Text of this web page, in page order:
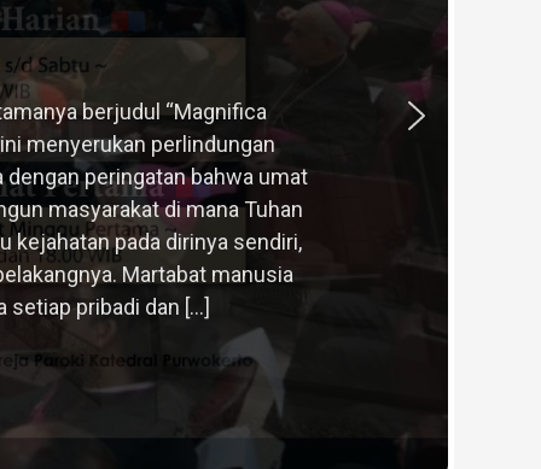
berjudul “Magnifica
menyerukan perlindungan
dengan peringatan bahwa umat
masyarakat di mana Tuhan
kejahatan pada dirinya sendiri,
Martabat manusia
setiap pribadi dan […]